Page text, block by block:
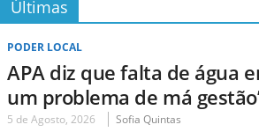
Últimas
PODER LOCAL
APA diz que falta de água
um problema de má
5 de Agosto, 2026 Sofia Quintas